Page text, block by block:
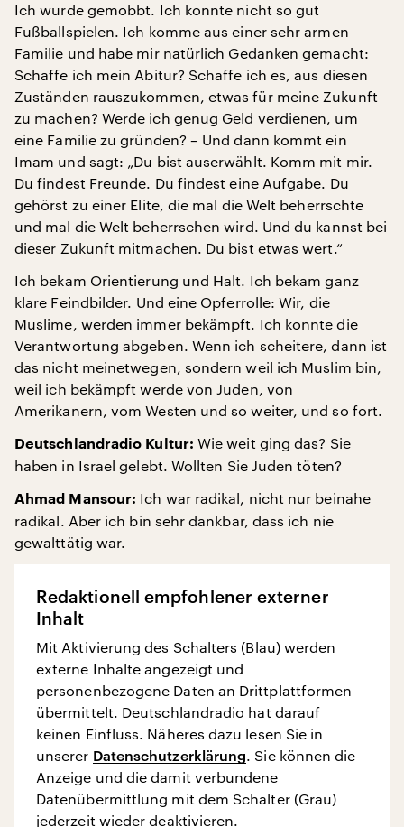
Ich wurde gemobbt. Ich konnte nicht so gut
Fußballspielen. Ich komme aus einer sehr armen
Familie und habe mir natürlich Gedanken gemacht:
Schaffe ich mein Abitur? Schaffe ich es, aus diesen
Zuständen rauszukommen, etwas für meine Zukunft
zu machen? Werde ich genug Geld verdienen, um
eine Familie zu gründen? – Und dann kommt ein
Imam und sagt: „Du bist auserwählt. Komm mit mir.
Du findest Freunde. Du findest eine Aufgabe. Du
gehörst zu einer Elite, die mal die Welt beherrschte
und mal die Welt beherrschen wird. Und du kannst bei
dieser Zukunft mitmachen. Du bist etwas wert.“
Ich bekam Orientierung und Halt. Ich bekam ganz
klare Feindbilder. Und eine Opferrolle: Wir, die
Muslime, werden immer bekämpft. Ich konnte die
Verantwortung abgeben. Wenn ich scheitere, dann ist
das nicht meinetwegen, sondern weil ich Muslim bin,
weil ich bekämpft werde von Juden, von
Amerikanern, vom Westen und so weiter, und so fort.
Deutschlandradio Kultur: Wie weit ging das? Sie
haben in Israel gelebt. Wollten Sie Juden töten?
Ahmad Mansour: Ich war radikal, nicht nur beinahe
radikal. Aber ich bin sehr dankbar, dass ich nie
gewalttätig war.
Redaktionell empfohlener externer
Inhalt
Mit Aktivierung des Schalters (Blau) werden
externe Inhalte angezeigt und
personenbezogene Daten an Drittplattformen
übermittelt. Deutschlandradio hat darauf
keinen Einfluss. Näheres dazu lesen Sie in
unserer Datenschutzerklärung. Sie können die
Anzeige und die damit verbundene
Datenübermittlung mit dem Schalter (Grau)
jederzeit wieder deaktivieren.